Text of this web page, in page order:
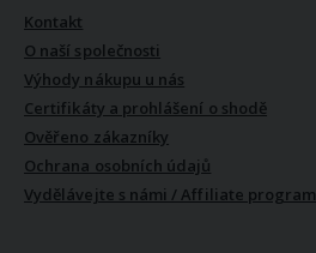
Kontakt
O naší společnosti
Výhody nákupu u nás
Certifikáty a prohlášení o shodě
Ověřeno zákazníky
Ochrana osobních údajů
Vydělávejte s námi / Affiliate program